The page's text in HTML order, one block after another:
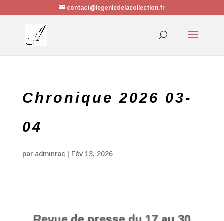
contact@legeniedelacollection.fr
Chronique 2026 03-
04
par adminrac Fév 13, 2026